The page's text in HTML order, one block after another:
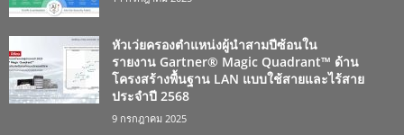
หัวเว่ยครองตำแหน่งผู้นำสามปีซ้อนใน
รายงาน Gartner® Magic Quadrant™ ด้าน
โครงสร้างพื้นฐาน LAN แบบใช้สายและไร้สาย
ประจำปี 2568
9 กรกฎาคม 2025